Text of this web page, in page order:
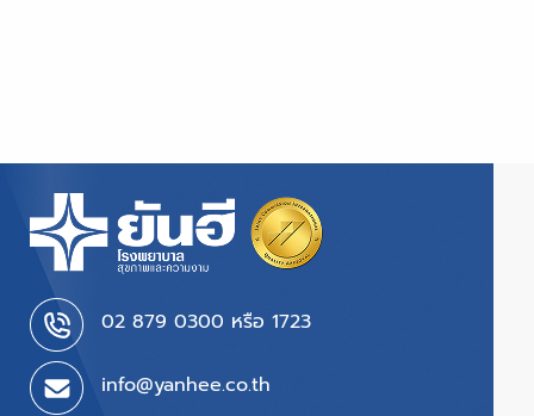
02 879 0300 หรือ 1723
info@yanhee.co.th